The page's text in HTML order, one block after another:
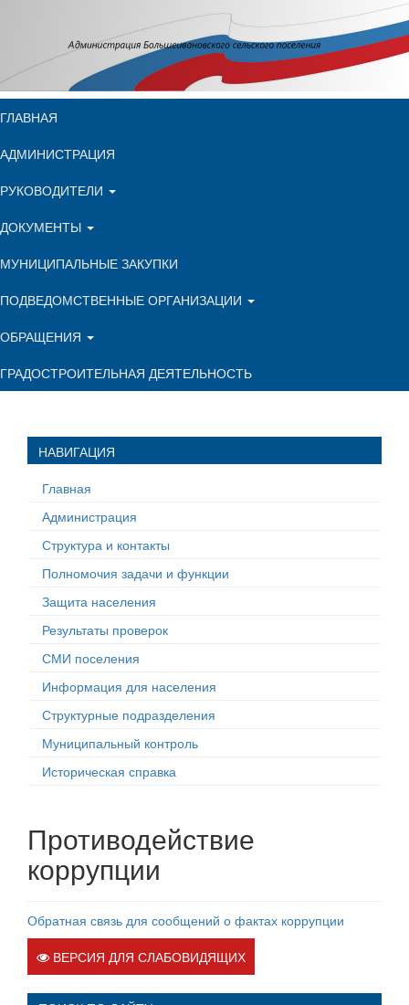
ГЛАВНАЯ
АДМИНИСТРАЦИЯ
РУКОВОДИТЕЛИ
ДОКУМЕНТЫ
МУНИЦИПАЛЬНЫЕ ЗАКУПКИ
ПОДВЕДОМСТВЕННЫЕ ОРГАНИЗАЦИИ
ОБРАЩЕНИЯ
ГРАДОСТРОИТЕЛЬНАЯ ДЕЯТЕЛЬНОСТЬ
НАВИГАЦИЯ
Главная
Администрация
Структура и контакты
Полномочия задачи и функции
Защита населения
Результаты проверок
СМИ поселения
Информация для населения
Структурные подразделения
Муниципальный контроль
Историческая справка
Противодействие
коррупции
Обратная связь для сообщений о фактах коррупции
ВЕРСИЯ ДЛЯ СЛАБОВИДЯЩИХ